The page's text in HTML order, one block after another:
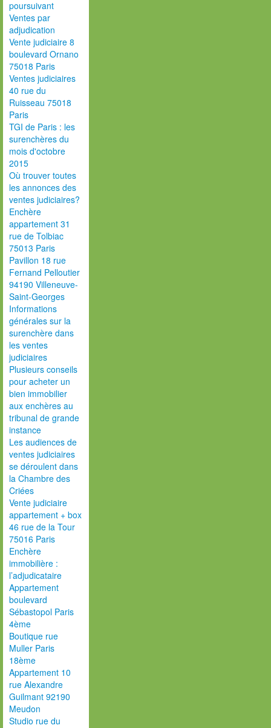
poursuivant
Ventes par
adjudication
Vente judiciaire 8
boulevard Ornano
75018 Paris
Ventes judiciaires
40 rue du
Ruisseau 75018
Paris
TGI de Paris : les
surenchères du
mois d'octobre
2015
Où trouver toutes
les annonces des
ventes judiciaires?
Enchère
appartement 31
rue de Tolbiac
75013 Paris
Pavillon 18 rue
Fernand Pelloutier
94190 Villeneuve-
Saint-Georges
Informations
générales sur la
surenchère dans
les ventes
judiciaires
Plusieurs conseils
pour acheter un
bien immobilier
aux enchères au
tribunal de grande
instance
Les audiences de
ventes judiciaires
se déroulent dans
la Chambre des
Criées
Vente judiciaire
appartement + box
46 rue de la Tour
75016 Paris
Enchère
immobilière :
l’adjudicataire
Appartement
boulevard
Sébastopol Paris
4ème
Boutique rue
Muller Paris
18ème
Appartement 10
rue Alexandre
Guilmant 92190
Meudon
Studio rue du